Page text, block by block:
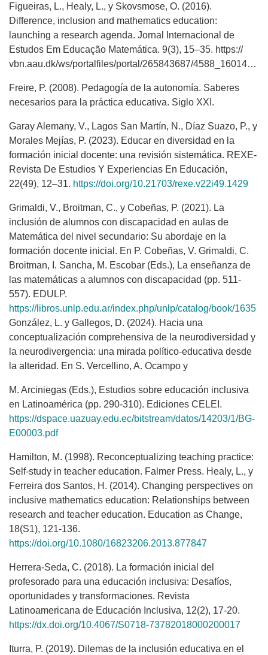
Figueiras, L., Healy, L., y Skovsmose, O. (2016).
Difference, inclusion and mathematics education:
launching a research agenda. Jornal Internacional de
Estudos Em Educação Matemática. 9(3), 15–35. https://
vbn.aau.dk/ws/portalfiles/portal/265843687/4588_16014_1_PB.pdf
Freire, P. (2008). Pedagogía de la autonomía. Saberes
necesarios para la práctica educativa. Siglo XXI.
Garay Alemany, V., Lagos San Martín, N., Díaz Suazo, P., y
Morales Mejías, P. (2023). Educar en diversidad en la
formación inicial docente: una revisión sistemática. REXE-
Revista De Estudios Y Experiencias En Educación,
22(49), 12–31. https://doi.org/10.21703/rexe.v22i49.1429
Grimaldi, V., Broitman, C., y Cobeñas, P. (2021). La
inclusión de alumnos con discapacidad en aulas de
Matemática del nivel secundario: Su abordaje en la
formación docente inicial. En P. Cobeñas, V. Grimaldi, C.
Broitman, I. Sancha, M. Escobar (Eds.), La enseñanza de
las matemáticas a alumnos con discapacidad (pp. 511-
557). EDULP.
https://libros.unlp.edu.ar/index.php/unlp/catalog/book/1635
González, L. y Gallegos, D. (2024). Hacia una
conceptualización comprehensiva de la neurodiversidad y
la neurodivergencia: una mirada político-educativa desde
la alteridad. En S. Vercellino, A. Ocampo y
M. Arciniegas (Eds.), Estudios sobre educación inclusiva
en Latinoamérica (pp. 290-310). Ediciones CELEI.
https://dspace.uazuay.edu.ec/bitstream/datos/14203/1/BG-
E00003.pdf
Hamilton, M. (1998). Reconceptualizing teaching practice:
Self-study in teacher education. Falmer Press. Healy, L., y
Ferreira dos Santos, H. (2014). Changing perspectives on
inclusive mathematics education: Relationships between
research and teacher education. Education as Change,
18(S1), 121-136.
https://doi.org/10.1080/16823206.2013.877847
Herrera-Seda, C. (2018). La formación inicial del
profesorado para una educación inclusiva: Desafíos,
oportunidades y transformaciones. Revista
Latinoamericana de Educación Inclusiva, 12(2), 17-20.
https://dx.doi.org/10.4067/S0718-73782018000200017
Iturra, P. (2019). Dilemas de la inclusión educativa en el